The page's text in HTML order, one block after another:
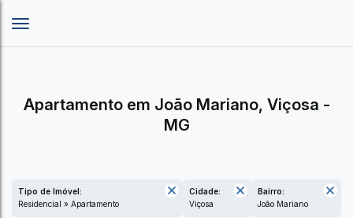
Apartamento em João Mariano, Viçosa -
MG
Tipo de Imóvel:
Residencial » Apartamento
Cidade:
Viçosa
Bairro:
João Mariano